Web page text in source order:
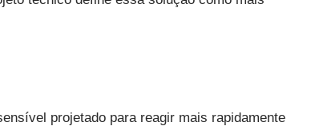
projetado para reagir mais rapidamente